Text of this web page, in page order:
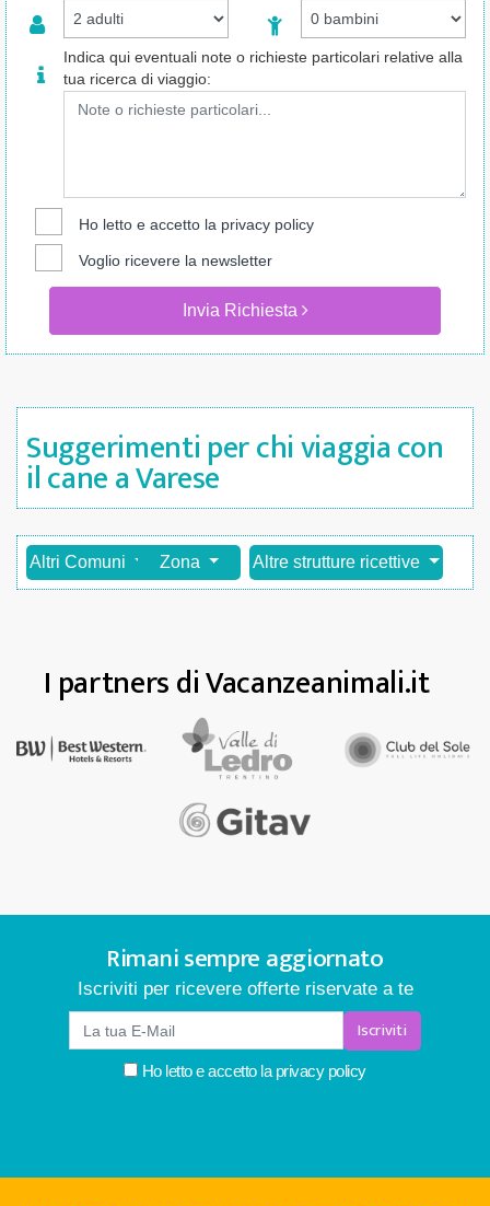
Indica qui eventuali note o richieste particolari relative alla
tua ricerca di viaggio:
Ho letto e accetto la privacy policy
Voglio ricevere la newsletter
Invia Richiesta
Suggerimenti per chi viaggia con
il cane a Varese
Altri Comuni Zona Altre strutture ricettive
I partners di Vacanzeanimali.it
Rimani sempre aggiornato
Iscriviti per ricevere offerte riservate a te
Iscriviti
Ho letto e accetto laprivacy policy